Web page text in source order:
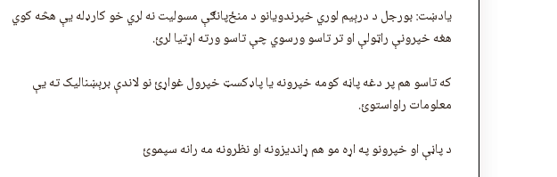
یادښت: بورجل د درېیم لوري خپرندویانو د منځ‌پانګې مسولیت نه لري خو کارډله یې هڅه کوي
هغه خپرونې راټولې او تر تاسو ورسوي چې تاسو ورته اړتیا لرﺉ.
که تاسو هم پر دغه پاڼه کومه خپرونه یا پاډکسټ خپرول غواړﺉ نو لاندې برېښنالیک ته یې
معلومات راواستوﺉ.
د پاڼې او خپرونو په اړه مو هم ړاندیزونه او نظرونه مه رانه سپموﺉ